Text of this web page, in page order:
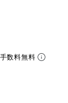
数料無料